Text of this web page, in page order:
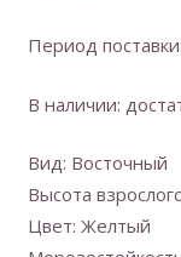
Период
В наличии:
Вид: Восточный
Высота
Цвет: Желтый